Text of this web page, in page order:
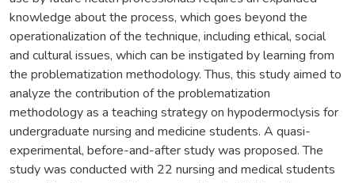
knowledge about the process, which goes beyond the
operationalization of the technique, including ethical, social
and cultural issues, which can be instigated by learning from
the problematization methodology. Thus, this study aimed to
analyze the contribution of the problematization
methodology as a teaching strategy on hypodermoclysis for
undergraduate nursing and medicine students. A quasi-
experimental, before-and-after study was proposed. The
study was conducted with 22 nursing and medical students